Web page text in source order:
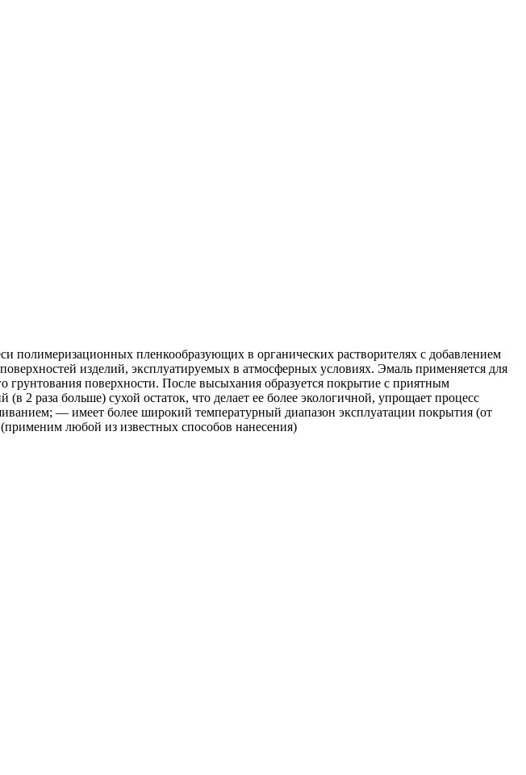
полимеризационных пленкообразующих в органических растворителях с добавлением
изделий, эксплуатируемых в атмосферных условиях. Эмаль применяется для
грунтования поверхности. После высыхания образуется покрытие с приятным
раза больше) сухой остаток, что делает ее более экологичной, упрощает процесс
— имеет более широкий температурный диапазон эксплуатации покрытия (от
любой из известных способов нанесения)